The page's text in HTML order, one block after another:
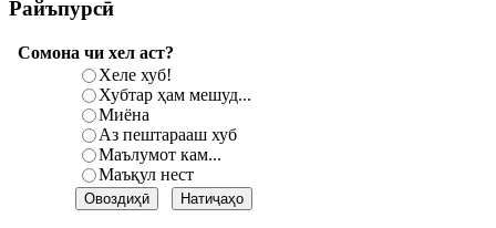
Райъпурсӣ
Сомона чи хел аст?
Хеле хуб!
Хубтар ҳам мешуд...
Миёна
Аз пештарааш хуб
Маълумот кам...
Маъқул нест